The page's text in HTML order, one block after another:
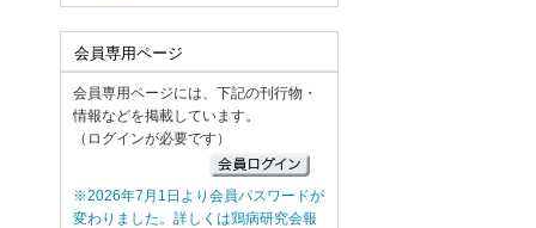
会員専用ページ
会員専用ページには、下記の刊行物・
情報などを掲載しています。
（ログインが必要です）
※2026年7月1日より会員パスワードが
変わりました。詳しくは鶏病研究会報